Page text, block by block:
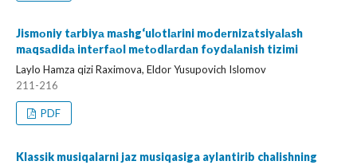
Jismоniy tаrbiyа mаshg‘ulоtlаrini mоdеrnizаtsiyаlаsh
mаqsаdidа intеrfаоl mеtоdlаrdаn fоydаlаnish tizimi
Laylo Hamza qizi Raximova, Eldor Yusupovich Islomov
211-216
PDF
Klassik musiqalarni jaz musiqasiga aylantirib chalishning